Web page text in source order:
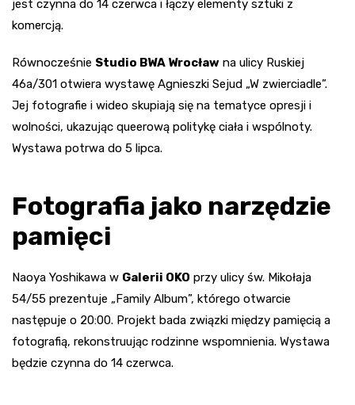
jest czynna do 14 czerwca i łączy elementy sztuki z
komercją.
Równocześnie Studio BWA Wrocław na ulicy Ruskiej
46a/301 otwiera wystawę Agnieszki Sejud „W zwierciadle”.
Jej fotografie i wideo skupiają się na tematyce opresji i
wolności, ukazując queerową politykę ciała i wspólnoty.
Wystawa potrwa do 5 lipca.
Fotografia jako narzędzie
pamięci
Naoya Yoshikawa w Galerii OKO przy ulicy św. Mikołaja
54/55 prezentuje „Family Album”, którego otwarcie
następuje o 20:00. Projekt bada związki między pamięcią a
fotografią, rekonstruując rodzinne wspomnienia. Wystawa
będzie czynna do 14 czerwca.